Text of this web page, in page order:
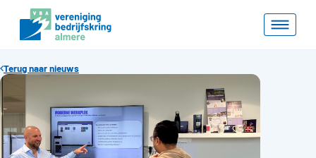
Terug naar nieuws